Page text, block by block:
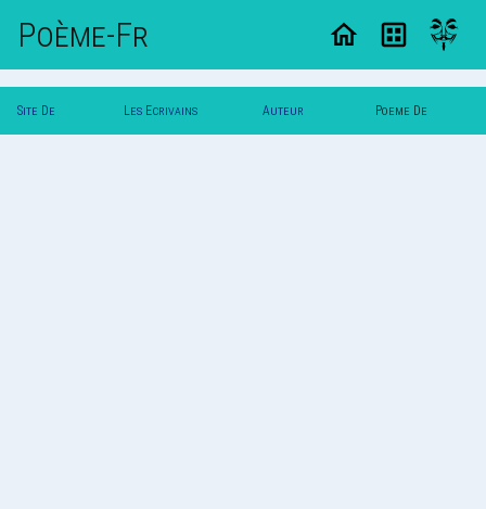
Poème-Fr
Site De Les Ecrivains Auteur Poeme De